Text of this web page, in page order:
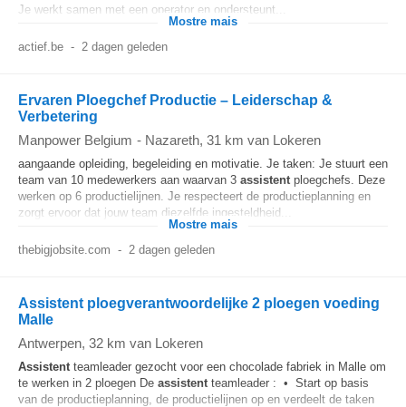
Je werkt samen met een operator en ondersteunt...
Mostre mais
actief.be - 2 dagen geleden
Ervaren Ploegchef Productie – Leiderschap &
Verbetering
Manpower Belgium - Nazareth, 31 km van Lokeren
aangaande opleiding, begeleiding en motivatie. Je taken: Je stuurt een
team van 10 medewerkers aan waarvan 3 assistent ploegchefs. Deze
werken op 6 productielijnen. Je respecteert de productieplanning en
zorgt ervoor dat jouw team diezelfde ingesteldheid...
Mostre mais
thebigjobsite.com - 2 dagen geleden
Assistent ploegverantwoordelijke 2 ploegen voeding
Malle
Antwerpen, 32 km van Lokeren
Assistentteamleader gezocht voor een chocolade fabriek in Malle om
te werken in 2 ploegen De assistent teamleader : • Start op basis
van de productieplanning, de productielijnen op en verdeelt de taken